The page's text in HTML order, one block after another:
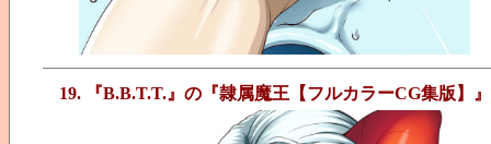
19. 『B.B.T.T.』の『隷属魔王【フルカラーCG集版】